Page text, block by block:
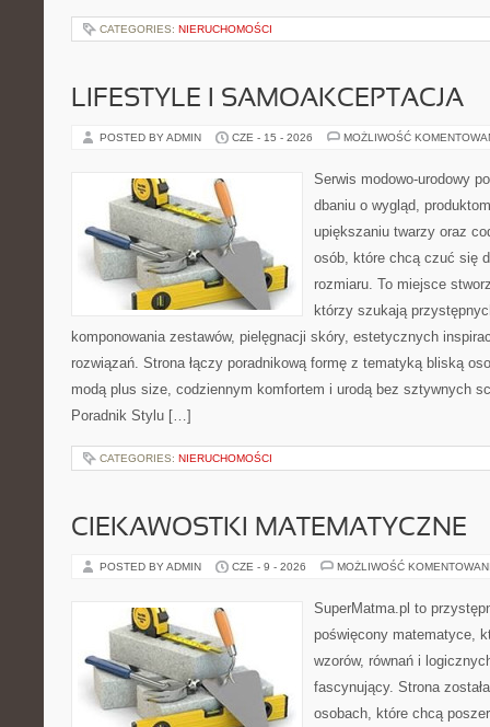
CATEGORIES: NIERUCHOMOŚCI
LIFESTYLE I SAMOAKCEPTACJA
POSTED BY ADMIN CZE - 15 - 2026 MOŻLIWOŚĆ
Serwis modowo-urodowy
dbaniu o wygląd,
upiększaniu twarzy oraz
osób, które chcą czuć się
rozmiaru. To miejsce
którzy szukają
komponowania zestawów, pielęgnacji skóry, estetycznych
rozwiązań. Strona łączy poradnikową formę z tematyką bliską
modą plus size, codziennym komfortem i urodą bez sztywnych
Poradnik Stylu […]
CATEGORIES: NIERUCHOMOŚCI
CIEKAWOSTKI MATEMATYCZNE
POSTED BY ADMIN CZE - 9 - 2026 MOŻLIWOŚĆ
SuperMatma.pl to
poświęcony matematyce,
wzorów, równań i
fascynujący. Strona
osobach, które chcą